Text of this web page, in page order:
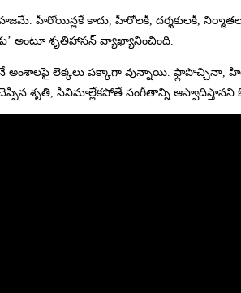
హీరోయిన్లకే కాదు, హీరోలకీ, దర్శకులకీ,
అంటూ శృతిహాసన్ వ్యాఖ్యానించింది.
అంశాలపై లెక్కలు పక్కాగా వున్నాయి. ఫ్లాపొచ్చినా,
చెప్పిన శృతి, సినిమాల్లేకపోతే సంగీతాన్ని ఆస్వాదిస్తానని ఓ